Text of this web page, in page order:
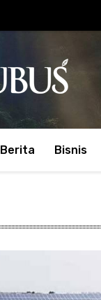
Berita Bisnis